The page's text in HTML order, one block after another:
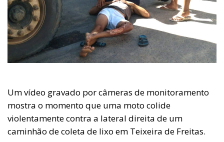
Um vídeo gravado por câmeras de monitoramento
mostra o momento que uma moto colide
violentamente contra a lateral direita de um
caminhão de coleta de lixo em Teixeira de Freitas.